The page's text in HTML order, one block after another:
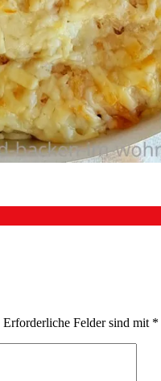
Erforderliche Felder sind mit *